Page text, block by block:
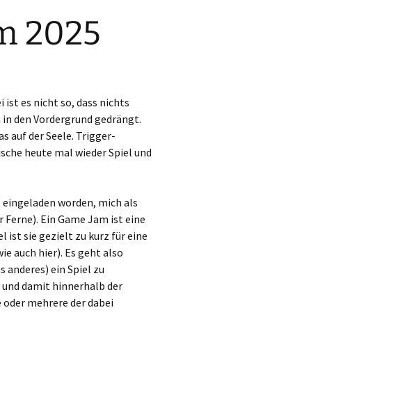
2025
ist es nicht so, dass nichts
den Vordergrund gedrängt.
auf der Seele. Trigger-
heute mal wieder Spiel und
worden, mich als
Ein Game Jam ist eine
ist sie gezielt zu kurz für eine
auch hier). Es geht also
anderes) ein Spiel zu
damit hinnerhalb der
mehrere der dabei